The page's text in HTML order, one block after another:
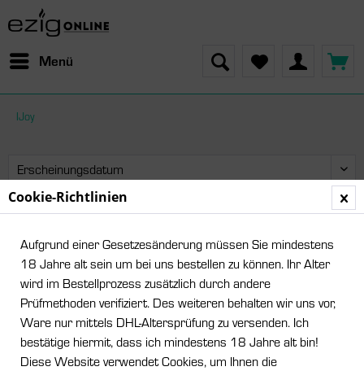
Menü
IJoy
Cookie-Richtlinien
Aufgrund einer Gesetzesänderung müssen Sie mindestens
18 Jahre alt sein um bei uns bestellen zu können. Ihr Alter
wird im Bestellprozess zusätzlich durch andere
Prüfmethoden verifiziert. Des weiteren behalten wir uns vor,
Ware nur mittels DHL-Altersprüfung zu versenden. Ich
bestätige hiermit, dass ich mindestens 18 Jahre alt bin!
Diese Website verwendet Cookies, um Ihnen die